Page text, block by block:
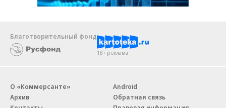
Благотворительный фонд
18+ реклама
О «Коммерсанте»
Архив
Android
Обратная связь